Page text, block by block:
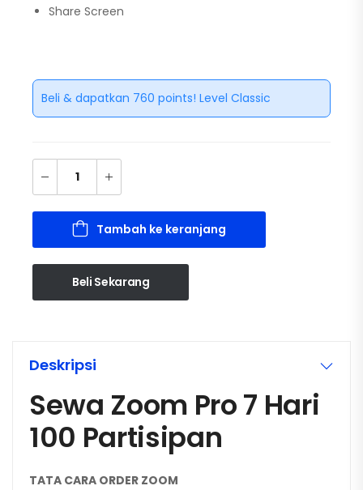
Share Screen
Beli & dapatkan 760 points! Level Classic
Tambah ke keranjang
Beli Sekarang
Deskripsi
Sewa Zoom Pro 7 Hari
100 Partisipan
TATA CARA ORDER ZOOM